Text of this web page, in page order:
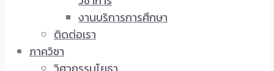
งานบริการการศึกษา
ติดต่อเรา
ภาควิชา